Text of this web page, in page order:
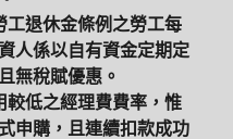
工退休金條例之勞工每
人係以自有資金定期定
無稅賦優惠。
較低之經理費費率，惟
申購，且連續扣款成功